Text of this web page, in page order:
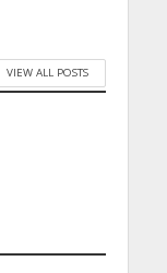
VIEW ALL POSTS